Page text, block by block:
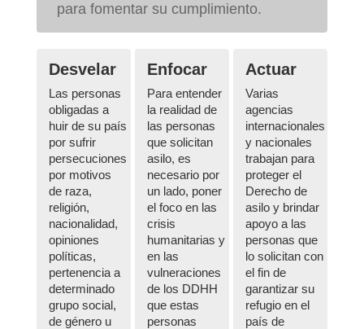
para fomentar su cumplimiento.
Desvelar
Las personas
obligadas a
huir de su país
por sufrir
persecuciones
por motivos
de raza,
religión,
nacionalidad,
opiniones
políticas,
pertenencia a
determinado
grupo social,
de género u
Enfocar
Para entender
la realidad de
las personas
que solicitan
asilo, es
necesario por
un lado, poner
el foco en las
crisis
humanitarias y
en las
vulneraciones
de los DDHH
que estas
personas
Actuar
Varias
agencias
internacionales
y nacionales
trabajan para
proteger el
Derecho de
asilo y brindar
apoyo a las
personas que
lo solicitan con
el fin de
garantizar su
refugio en el
país de